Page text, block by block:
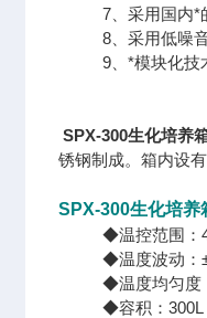
7、采用国内*的
8、采用低噪音风
9、*模块化技术
SPX-300生化培养
锈钢制成。箱内设
SPX-300生化培养
◆温控范围：4
◆温度波动：
◆温度均匀度
◆容积：300L